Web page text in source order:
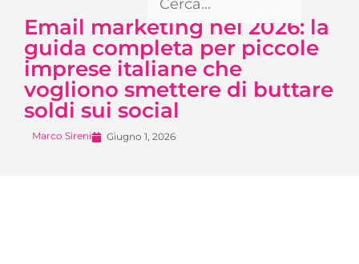
Email marketing nel 2026: la
guida completa per piccole
imprese italiane che
vogliono smettere di buttare
soldi sui social
Marco Sireni Giugno 1, 2026